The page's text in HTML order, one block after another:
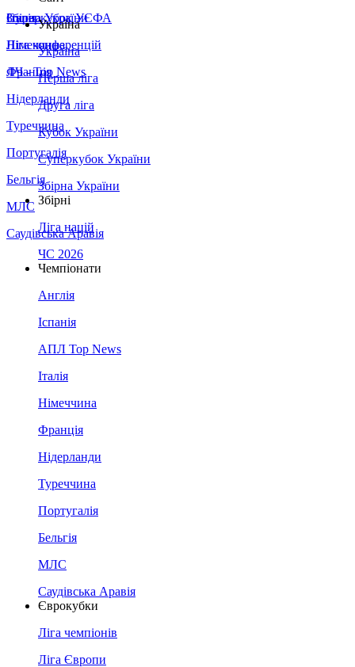
Збірна України
Італія
Німеччина
Франція
Нідерланди
Туреччина
Португалія
Бельгія
МЛС
Саудівська Аравія
Суперкубок УЄФА
Ліга конференцій
ЛЧ - Top News
Україна
Україна
Перша ліга
Друга ліга
Кубок України
Суперкубок України
Збірна України
Збірні
Ліга націй
ЧС 2026
Чемпіонати
Англія
Іспанія
АПЛ Top News
Італія
Німеччина
Франція
Нідерланди
Туреччина
Португалія
Бельгія
МЛС
Саудівська Аравія
Єврокубки
Ліга чемпіонів
Ліга Європи